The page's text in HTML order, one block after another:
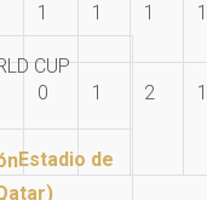
1 1 1
0 1 2
CUP
Estadio de